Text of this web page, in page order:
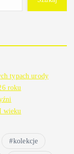
typach urody
roku
wieku
kolekcje